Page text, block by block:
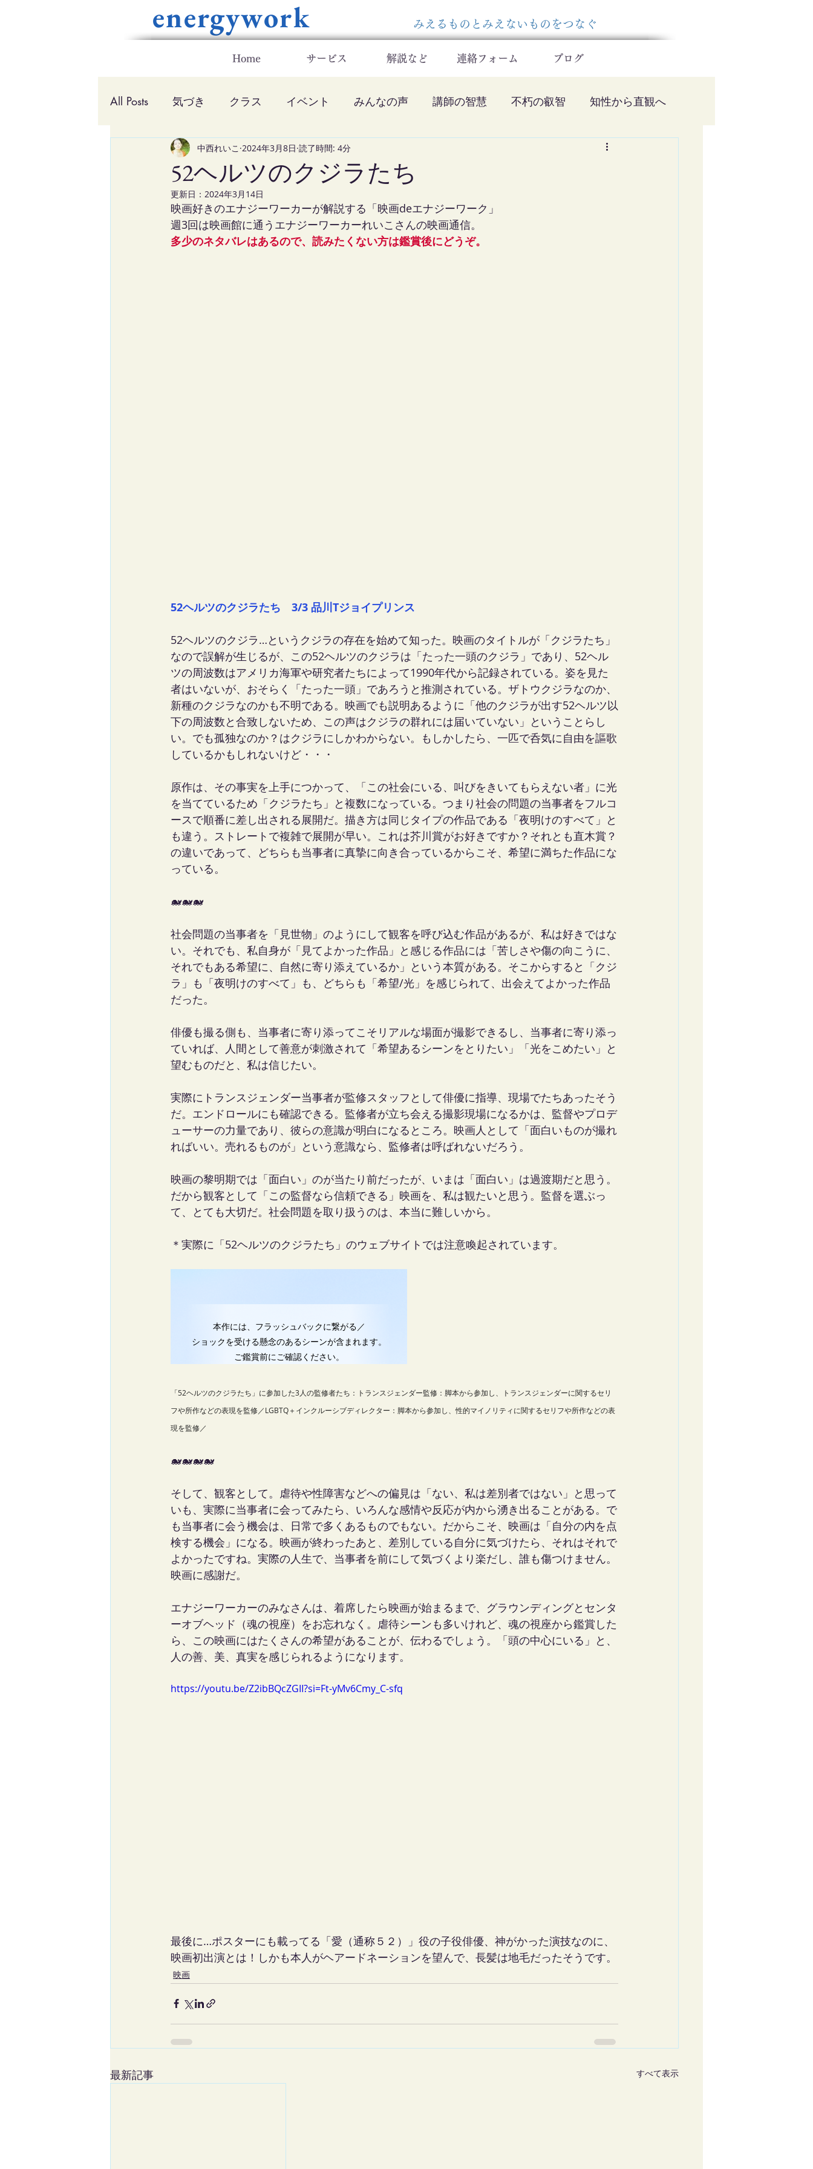
energywork ​みえるものとみえないものをつなぐ
Home サービス 解説など 連絡フォーム ブログ
All Posts 気づき クラス イベント みんなの声 講師の智慧 不朽の叡智 知性から直観へ
コーチング その他
52ヘルツのクジラたち
中西れいこ 2024年3月8日 読了時間: 4分
更新日： 2024年3月14日
映画好きのエナジーワーカーが解説する「映画deエナジーワーク」
週3回は映画館に通うエナジーワーカーれいこさんの映画通信。
多少のネタバレはあるので、読みたくない方は鑑賞後にどうぞ。
52ヘルツのクジラたち　3/3 品川Tジョイプリンス
52ヘルツのクジラ…というクジラの存在を始めて知った。映画のタイトルが「クジラたち」
なので誤解が生じるが、この52ヘルツのクジラは「たった一頭のクジラ」であり、52ヘル
ツの周波数はアメリカ海軍や研究者たちによって1990年代から記録されている。姿を見た
者はいないが、おそらく「たった一頭」であろうと推測されている。ザトウクジラなのか、
新種のクジラなのかも不明である。映画でも説明あるように「他のクジラが出す52ヘルツ以
下の周波数と合致しないため、この声はクジラの群れには届いていない」ということらし
い。でも孤独なのか？はクジラにしかわからない。もしかしたら、一匹で呑気に自由を謳歌
しているかもしれないけど・・・
原作は、その事実を上手につかって、「この社会にいる、叫びをきいてもらえない者」に光
を当てているため「クジラたち」と複数になっている。つまり社会の問題の当事者をフルコ
ースで順番に差し出される展開だ。描き方は同じタイプの作品である「夜明けのすべて」と
も違う。ストレートで複雑で展開が早い。これは芥川賞がお好きですか？それとも直木賞？
の違いであって、どちらも当事者に真摯に向き合っているからこそ、希望に満ちた作品にな
っている。
🐋🐋🐋
社会問題の当事者を「見世物」のようにして観客を呼び込む作品があるが、私は好きではな
い。それでも、私自身が「見てよかった作品」と感じる作品には「苦しさや傷の向こうに、
それでもある希望に、自然に寄り添えているか」という本質がある。そこからすると「クジ
ラ」も「夜明けのすべて」も、どちらも「希望/光」を感じられて、出会えてよかった作品
だった。
俳優も撮る側も、当事者に寄り添ってこそリアルな場面が撮影できるし、当事者に寄り添っ
ていれば、人間として善意が刺激されて「希望あるシーンをとりたい」「光をこめたい」と
望むものだと、私は信じたい。
実際にトランスジェンダー当事者が監修スタッフとして俳優に指導、現場でたちあったそう
だ。エンドロールにも確認できる。監修者が立ち会える撮影現場になるかは、監督やプロデ
ューサーの力量であり、彼らの意識が明白になるところ。映画人として「面白いものが撮れ
ればいい。売れるものが」という意識なら、監修者は呼ばれないだろう。
映画の黎明期では「面白い」のが当たり前だったが、いまは「面白い」は過渡期だと思う。
だから観客として「この監督なら信頼できる」映画を、私は観たいと思う。監督を選ぶっ
て、とても大切だ。社会問題を取り扱うのは、本当に難しいから。
＊実際に「52ヘルツのクジラたち」のウェブサイトでは注意喚起されています。
「52ヘルツのクジラたち」に参加した3人の監修者たち：トランスジェンダー監修：脚本から参加し、トランスジェンダーに関するセリ
フや所作などの表現を監修／LGBTQ＋インクルーシブディレクター：脚本から参加し、性的マイノリティに関するセリフや所作などの表
現を監修／
🐋🐋🐋🐋
そして、観客として。虐待や性障害などへの偏見は「ない、私は差別者ではない」と思って
いも、実際に当事者に会ってみたら、いろんな感情や反応が内から湧き出ることがある。で
も当事者に会う機会は、日常で多くあるものでもない。だからこそ、映画は「自分の内を点
検する機会」になる。映画が終わったあと、差別している自分に気づけたら、それはそれで
よかったですね。実際の人生で、当事者を前にして気づくより楽だし、誰も傷つけません。
映画に感謝だ。
エナジーワーカーのみなさんは、着席したら映画が始まるまで、グラウンディングとセンタ
ーオブヘッド（魂の視座）をお忘れなく。虐待シーンも多いけれど、魂の視座から鑑賞した
ら、この映画にはたくさんの希望があることが、伝わるでしょう。「頭の中心にいる」と、
人の善、美、真実を感じられるようになります。
https://youtu.be/Z2ibBQcZGII?si=Ft-yMv6Cmy_C-sfq
最後に…ポスターにも載ってる「愛（通称５２）」役の子役俳優、神がかった演技なのに、
映画初出演とは！しかも本人がヘアードネーションを望んで、長髪は地毛だったそうです。
映画
最新記事 すべて表示